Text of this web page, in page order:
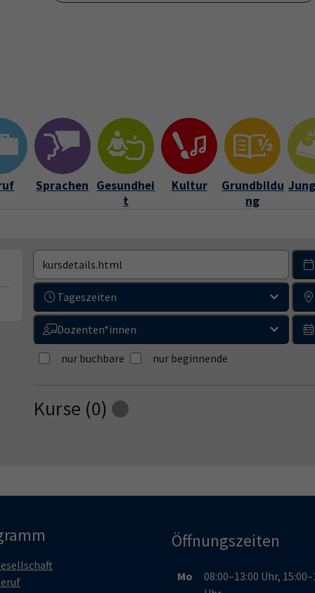
Sprachen Gesundhei
t
Kultur
Grundbildu
ng
Tageszeiten
Dozenten*innen
nur buchbare nur beginnende
Kurse (0)Loading...
Öffnungszeiten
Mo
08:00–13:00 Uhr,